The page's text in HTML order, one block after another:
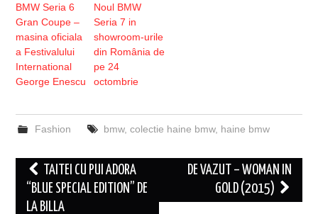
BMW Seria 6
Gran Coupe –
masina oficiala
a Festivalului
International
George Enescu
Noul BMW
Seria 7 in
showroom-urile
din România de
pe 24
octombrie
Fashion bmw, colectie haine bmw, haine bmw
Post
navigation
TAITEI CU PUI ADORA
“BLUE SPECIAL EDITION” DE
LA BILLA
DE VAZUT – WOMAN IN
GOLD (2015)